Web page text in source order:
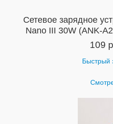
Сетевое зарядное
Nano III 30W (ANK-
109
Быстрый